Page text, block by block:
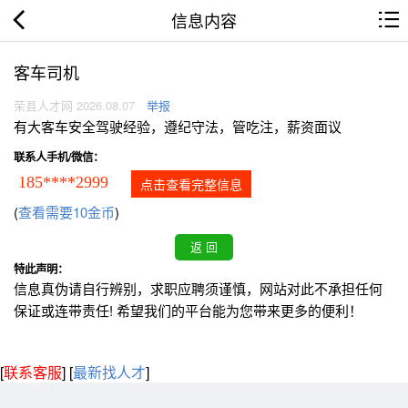
信息内容
客车司机
荣县人才网 2026.08.07 举报
有大客车安全驾驶经验，遵纪守法，管吃注，薪资面议
联系人手机/微信：
185****2999 点击查看完整信息
(查看需要10金币)
特此声明：
信息真伪请自行辨别，求职应聘须谨慎，网站对此不承担任何
保证或连带责任! 希望我们的平台能为您带来更多的便利！
[联系客服] [最新找人才]